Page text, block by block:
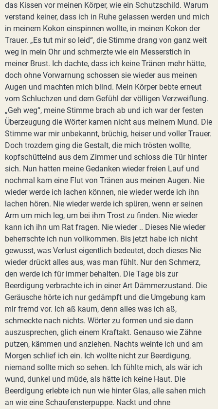
das Kissen vor meinen Körper, wie ein Schutzschild. Warum
verstand keiner, dass ich in Ruhe gelassen werden und mich
in meinem Kokon einspinnen wollte, in meinen Kokon der
Trauer. „Es tut mir so leid“, die Stimme drang von ganz weit
weg in mein Ohr und schmerzte wie ein Messerstich in
meiner Brust. Ich dachte, dass ich keine Tränen mehr hätte,
doch ohne Vorwarnung schossen sie wieder aus meinen
Augen und machten mich blind. Mein Körper bebte erneut
vom Schluchzen und dem Gefühl der völligen Verzweiflung.
„Geh weg“, meine Stimme brach ab und ich war der festen
Überzeugung die Wörter kamen nicht aus meinem Mund. Die
Stimme war mir unbekannt, brüchig, heiser und voller Trauer.
Doch trozdem ging die Gestalt, die mich trösten wollte,
kopfschüttelnd aus dem Zimmer und schloss die Tür hinter
sich. Nun hatten meine Gedanken wieder freien Lauf und
nochmal kam eine Flut von Tränen aus meinen Augen. Nie
wieder werde ich lachen können, nie wieder werde ich ihn
lachen hören. Nie wieder werde ich spüren, wenn er seinen
Arm um mich leg, um bei ihm Trost zu finden. Nie wieder
kann ich ihn um Rat fragen. Nie wieder .. Dieses Nie wieder
beherrschte ich nun vollkommen. Bis jetzt habe ich nicht
gewusst, was Verlust eigentlich bedeutet, doch dieses Nie
wieder drückt alles aus, was man fühlt. Nur den Schmerz,
den werde ich für immer behalten. Die Tage bis zur
Beerdigung verbrachte ich in einer Art Dämmerzustand. Die
Geräusche hörte ich nur gedämpft und die Umgebung kam
mir fremd vor. Ich aß kaum, denn alles was ich aß,
schmeckte nach nichts. Wörter zu formen und sie dann
auszusprechen, glich einem Kraftakt. Genauso wie Zähne
putzen, kämmen und anziehen. Nachts weinte ich und am
Morgen schlief ich ein. Ich wollte nicht zur Beerdigung,
niemand sollte mich so sehen. Ich fühlte mich, als wär ich
wund, dunkel und müde, als hätte ich keine Haut. Die
Beerdigung erlebte ich nun wie hinter Glas, alle sahen mich
an wie eine Schaufensterpuppe. Nackt und ohne